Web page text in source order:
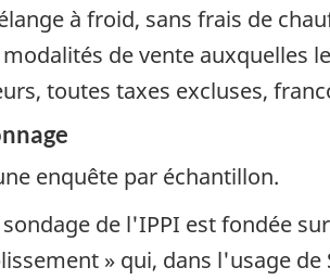
à froid, sans frais de
de vente auxquelles
toutes taxes excluses,
enquête par échantillon.
sondage de l'IPPI est fondée
» qui, dans l'usage